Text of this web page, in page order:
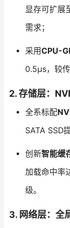
显存可扩展
需求；
采用CPU-
0.5μs，较
2. 存储层：
全系标配
SATA SSD
创新智能缓
加载命中率
级。
3. 网络层：全